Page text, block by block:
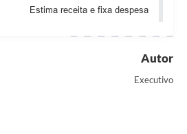
Estima receita e fixa despesa
Autor
Executivo